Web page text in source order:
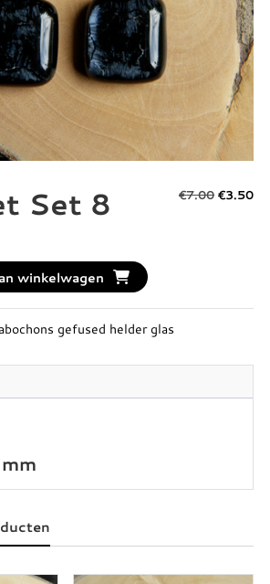
Set 8 €7.00 €3.50
winkelwagen
gefused helder glas